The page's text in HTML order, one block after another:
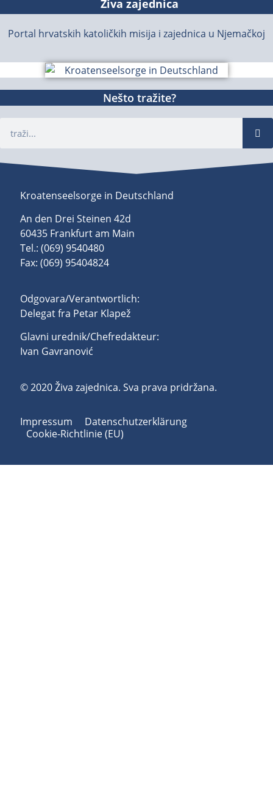
Živa zajednica
Portal hrvatskih katoličkih misija i zajednica u Njemačkoj
Nešto tražite?
Kroatenseelsorge in Deutschland
An den Drei Steinen 42d
60435 Frankfurt am Main
Tel.: (069) 9540480
Fax: (069) 95404824
Odgovara/Verantwortlich:
Delegat fra Petar Klapež
Glavni urednik/Chefredakteur:
Ivan Gavranović
© 2020 Živa zajednica. Sva prava pridržana.
Impressum
Datenschutzerklärung
Cookie-Richtlinie (EU)